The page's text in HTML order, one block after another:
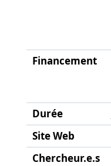
Financement
Durée
Site Web
Chercheur.e.s